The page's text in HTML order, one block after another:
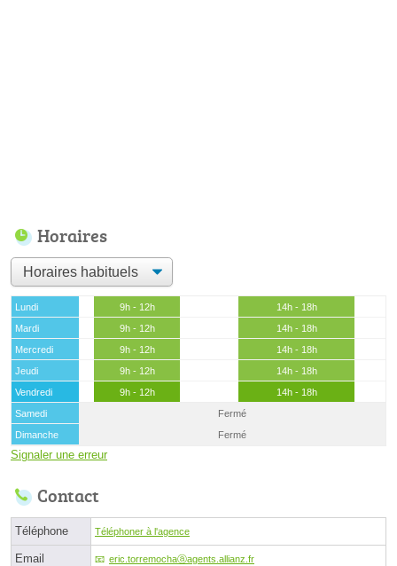
Horaires
Lundi 9h - 12h
14h - 18h
Mardi
9h - 12h
14h - 18h
Mercredi
9h - 12h
14h - 18h
Jeudi
9h - 12h
14h - 18h
Vendredi
9h - 12h
14h - 18h
Samedi
Fermé
Dimanche
Fermé
Signaler une erreur
Contact
Téléphone Téléphoner à l'agence
Email eric.torremochaⓐagents.allianz.fr